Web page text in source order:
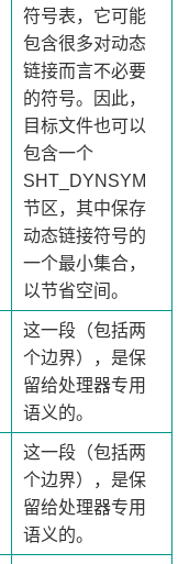
符号表，它可能
包含很多对动态
链接而言不必要
的符号。因此，
目标文件也可以
包含一个
SHT_DYNSYM
节区，其中保存
动态链接符号的
一个最小集合，
以节省空间。
这一段（包括两
个边界），是保
留给处理器专用
语义的。
这一段（包括两
个边界），是保
留给处理器专用
语义的。